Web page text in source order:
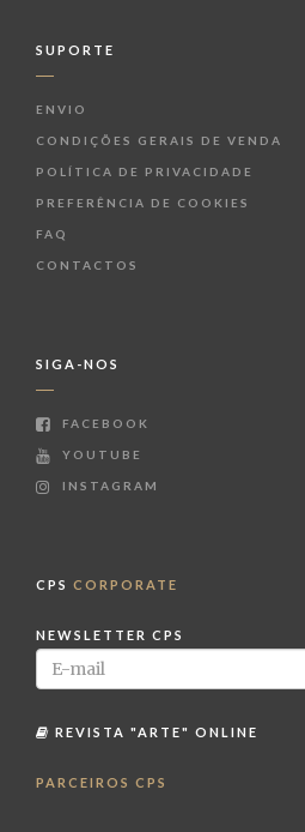
SUPORTE
ENVIO
CONDIÇÕES GERAIS DE VENDA
POLÍTICA DE PRIVACIDADE
PREFERÊNCIA DE COOKIES
FAQ
CONTACTOS
SIGA-NOS
FACEBOOK
YOUTUBE
INSTAGRAM
CPS CORPORATE
NEWSLETTER CPS
REVISTA "ARTE" ONLINE
PARCEIROS CPS